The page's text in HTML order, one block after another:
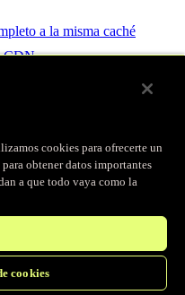
a la misma caché
CDN.
Fastly.
cookies para ofrecerte un
obtener datos importantes
a que todo vaya como la
cookies